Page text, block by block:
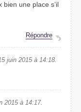
bien une place s’il
Répondre
juin 2015 à 14:18.
2015 à 14:17.